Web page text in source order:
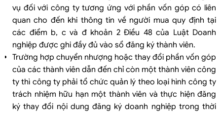
vụ đối với công ty tương ứng với phần vốn góp có liên
quan cho đến khi thông tin về người mua quy định tại
các điểm b, c và đ khoản 2 Điều 48 của Luật Doanh
nghiệp được ghi đầy đủ vào sổ đăng ký thành viên.
Trường hợp chuyển nhượng hoặc thay đổi phần vốn góp
của các thành viên dẫn đến chỉ còn một thành viên công
ty thì công ty phải tổ chức quản lý theo loại hình công ty
trách nhiệm hữu hạn một thành viên và thực hiện đăng
ký thay đổi nội dung đăng ký doanh nghiệp trong thời